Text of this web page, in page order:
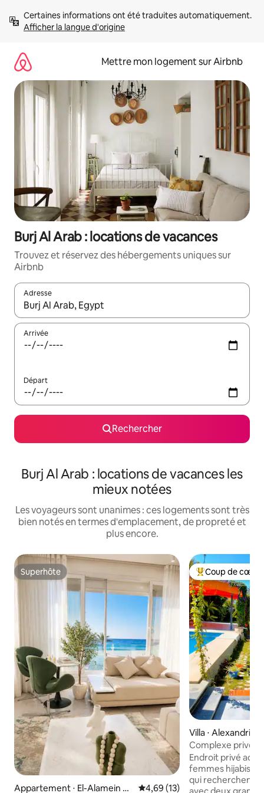
directement
Afficher la langue d'origine
Mettre mon logement sur Airbnb
Burj Al Arab : locations de vacances
Trouvez et réservez des hébergements uniques sur
Airbnb
Adresse
Lorsque les résultats s'affichent, utilisez les flèches vers le
Arrivée
Départ
Rechercher
Burj Al Arab : locations de vacances les
mieux notées
Les voyageurs sont unanimes : ces logements sont très
bien notés en termes d'emplacement, de propreté et
plus encore.
Superhôte
Superhôte
Appartement ⋅ El-Alamein Vill
Évaluation moyenne sur la
4,69 (13)
Coups de cœur
Coup de cœur
Villa ⋅ Alexandria
e
Complexe privé
les familles.
Endroit privé
femmes hijabis
qui recherchent